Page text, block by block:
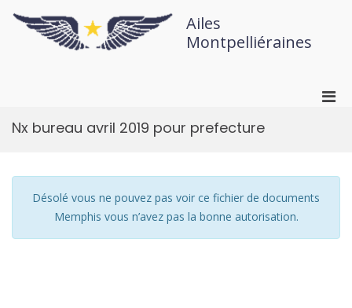
Ailes
Montpelliéraines
Nx bureau avril 2019 pour prefecture
Désolé vous ne pouvez pas voir ce fichier de documents
Memphis vous n’avez pas la bonne autorisation.